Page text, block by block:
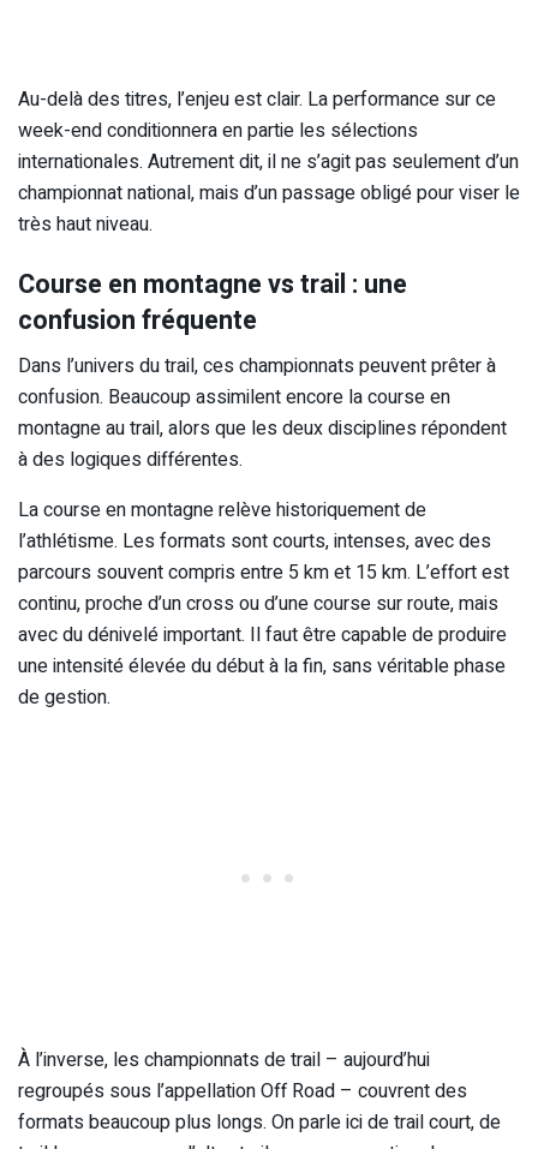
Au-delà des titres, l’enjeu est clair. La performance sur ce
week-end conditionnera en partie les sélections
internationales. Autrement dit, il ne s’agit pas seulement d’un
championnat national, mais d’un passage obligé pour viser le
très haut niveau.
Course en montagne vs trail : une
confusion fréquente
Dans l’univers du trail, ces championnats peuvent prêter à
confusion. Beaucoup assimilent encore la course en
montagne au trail, alors que les deux disciplines répondent
à des logiques différentes.
La course en montagne relève historiquement de
l’athlétisme. Les formats sont courts, intenses, avec des
parcours souvent compris entre 5 km et 15 km. L’effort est
continu, proche d’un cross ou d’une course sur route, mais
avec du dénivelé important. Il faut être capable de produire
une intensité élevée du début à la fin, sans véritable phase
de gestion.
À l’inverse, les championnats de trail – aujourd’hui
regroupés sous l’appellation Off Road – couvrent des
formats beaucoup plus longs. On parle ici de trail court, de